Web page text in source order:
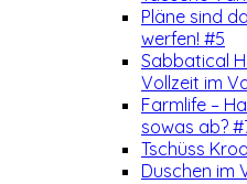
Pläne sind
werfen! #5
Sabbatical
Vollzeit im
Farmlife –
sowas ab?
Tschüss
Duschen im